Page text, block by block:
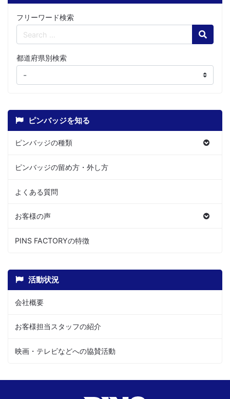
フリーワード検索
Search
都道府県別検索
ピンバッジを知る
ピンバッジの種類
ピンバッジの留め方・外し方
よくある質問
お客様の声
PINS FACTORYの特徴
活動状況
会社概要
お客様担当スタッフの紹介
映画・テレビなどへの協賛活動